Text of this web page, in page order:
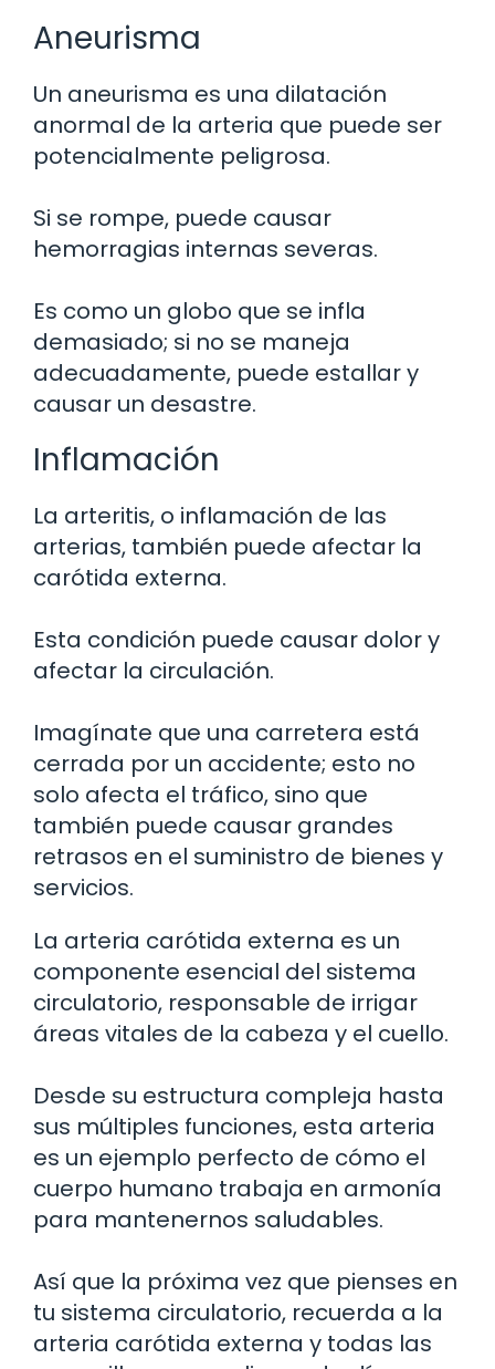
Aneurisma
Un aneurisma es una dilatación
anormal de la arteria que puede ser
potencialmente peligrosa.
Si se rompe, puede causar
hemorragias internas severas.
Es como un globo que se infla
demasiado; si no se maneja
adecuadamente, puede estallar y
causar un desastre.
Inflamación
La arteritis, o inflamación de las
arterias, también puede afectar la
carótida externa.
Esta condición puede causar dolor y
afectar la circulación.
Imagínate que una carretera está
cerrada por un accidente; esto no
solo afecta el tráfico, sino que
también puede causar grandes
retrasos en el suministro de bienes y
servicios.
La arteria carótida externa es un
componente esencial del sistema
circulatorio, responsable de irrigar
áreas vitales de la cabeza y el cuello.
Desde su estructura compleja hasta
sus múltiples funciones, esta arteria
es un ejemplo perfecto de cómo el
cuerpo humano trabaja en armonía
para mantenernos saludables.
Así que la próxima vez que pienses en
tu sistema circulatorio, recuerda a la
arteria carótida externa y todas las